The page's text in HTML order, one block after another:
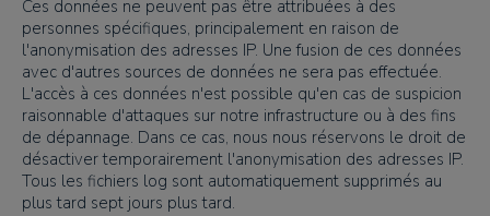
Ces données ne peuvent pas être attribuées à des
personnes spécifiques, principalement en raison de
l'anonymisation des adresses IP. Une fusion de ces données
avec d'autres sources de données ne sera pas effectuée.
L'accès à ces données n'est possible qu'en cas de suspicion
raisonnable d'attaques sur notre infrastructure ou à des fins
de dépannage. Dans ce cas, nous nous réservons le droit de
désactiver temporairement l'anonymisation des adresses IP.
Tous les fichiers log sont automatiquement supprimés au
plus tard sept jours plus tard.